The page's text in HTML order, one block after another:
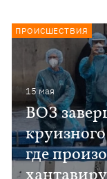
15 мая
ВОЗ
где
ПРОИСШЕСТВИЯ